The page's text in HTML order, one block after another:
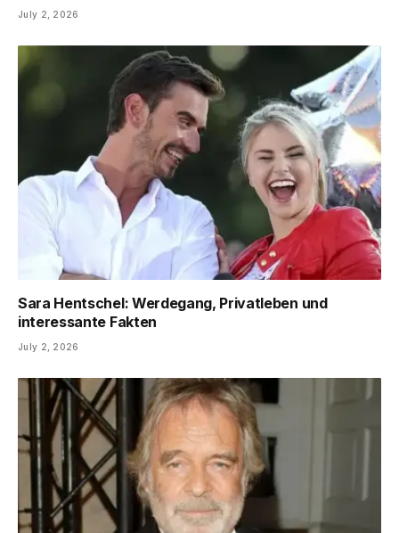
July 2, 2026
Sara Hentschel: Werdegang, Privatleben und
interessante Fakten
July 2, 2026